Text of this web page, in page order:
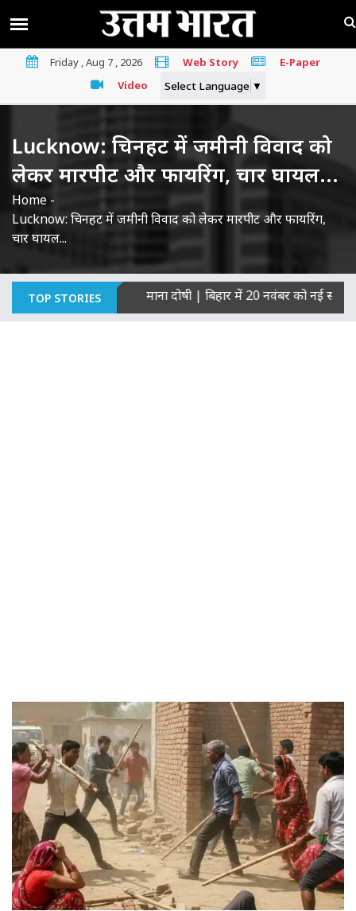
Friday , Aug 7 , 2026 Web Story
E-Paper
Video
Select Language ▼
Lucknow: चिनहट में जमीनी विवाद को
लेकर मारपीट और फायरिंग, चार घायल...
Home -
Lucknow: चिनहट में जमीनी विवाद को लेकर मारपीट और फायरिंग,
चार घायल...
TOP STORIES
की हत्याओं का माना दोषी |बिहार में 20 नवंबर को नई सरकार का